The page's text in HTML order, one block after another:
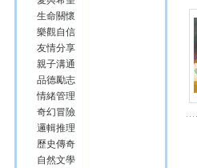
生命關懷
樂觀自信
友情分享
親子溝通
品德勵志
情緒管理
奇幻冒險
邏輯推理
歷史傳奇
自然文學